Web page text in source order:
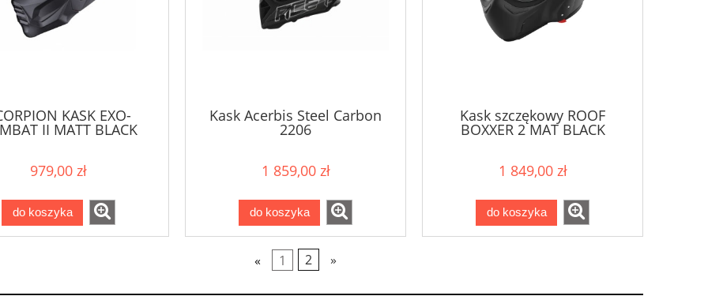
KASK EXO-
II MATT BLACK
979,00 zł
do koszyka
Kask Acerbis Steel Carbon
2206
1 859,00 zł
do koszyka
Kask szczękowy ROOF
BOXXER 2 MAT BLACK
1 849,00 zł
do koszyka
« 1 2 »